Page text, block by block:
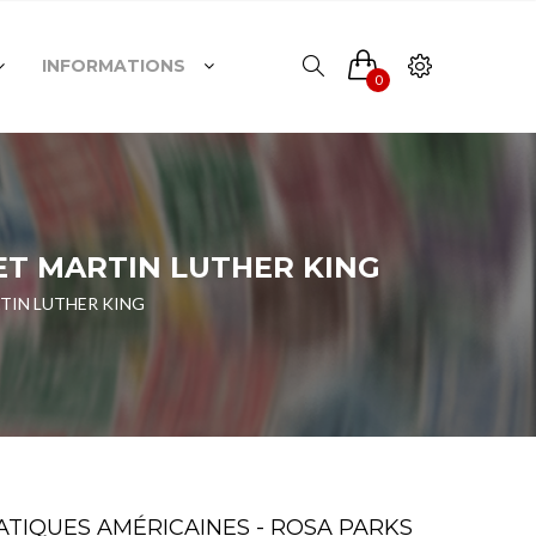
0
INFORMATIONS
MARTIN LUTHER KING
LUTHER KING
AMÉRICAINES - ROSA PARKS